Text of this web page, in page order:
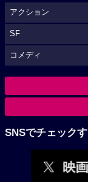
アクション
SF
コメディ
SNSでチェック